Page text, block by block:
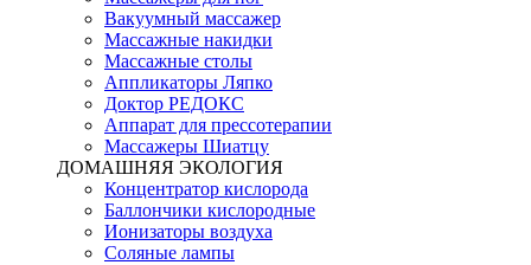
Вакуумный массажер
Массажные накидки
Массажные столы
Аппликаторы Ляпко
Доктор РЕДОКС
Аппарат для прессотерапии
Массажеры Шиатцу
ДОМАШНЯЯ ЭКОЛОГИЯ
Концентратор кислорода
Баллончики кислородные
Ионизаторы воздуха
Соляные лампы